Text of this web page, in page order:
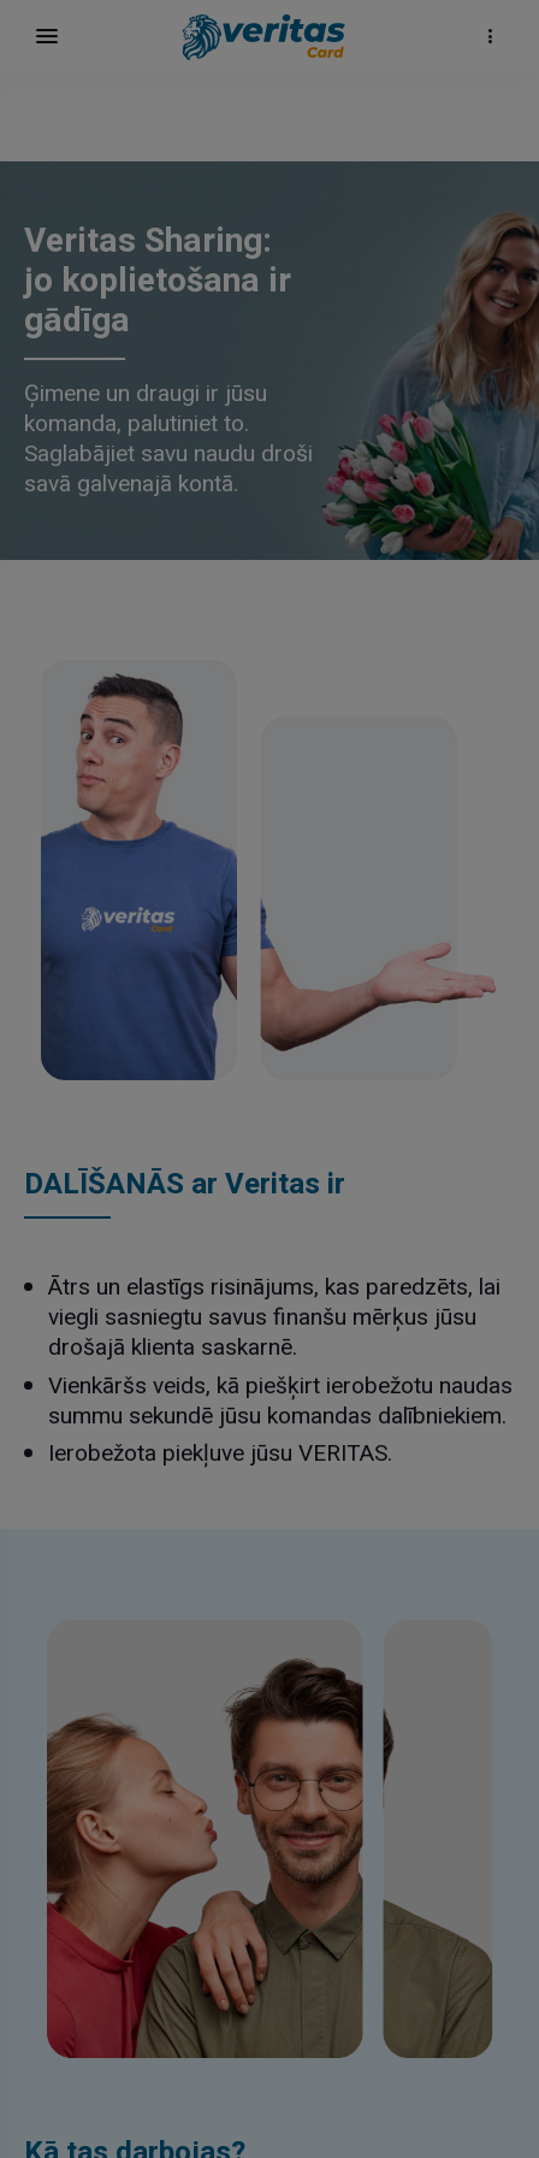
Veritas Sharing:
jo koplietošana ir
gādīga
Ģimene un draugi ir jūsu
komanda, palutiniet to.
Saglabājiet savu naudu droši
savā galvenajā kontā.
DALĪŠANĀS ar Veritas ir
Ātrs un elastīgs risinājums, kas paredzēts, lai
viegli sasniegtu savus finanšu mērķus jūsu
drošajā klienta saskarnē.
Vienkāršs veids, kā piešķirt ierobežotu naudas
summu sekundē jūsu komandas dalībniekiem.
Ierobežota piekļuve jūsu VERITAS.